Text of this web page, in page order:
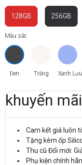
128GB 256GB
Màu sắc
Đen Trắng Xanh
khuyến mãi
Cam kết giá luôn
Tặng kèm ốp
Thu cũ Đổi mới:
Phụ kiện chính